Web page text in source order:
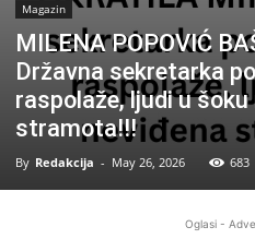
Magazin
MILENA POPOVIĆ
Državna sekretarka
raspolaže, ljudi u
stramota!!!
By Redakcija - May 26, 2026 683
Oglasi -